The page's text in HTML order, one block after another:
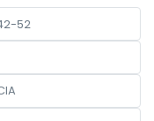
52